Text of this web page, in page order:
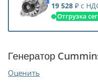
19 528 ₽ с
Отгрузка
Генератор
Оценить